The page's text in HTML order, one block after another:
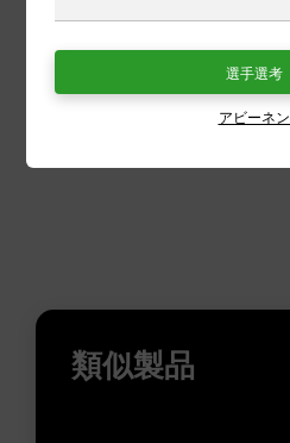
見渡すことができます。
類似製品
アビーネン
選手選考